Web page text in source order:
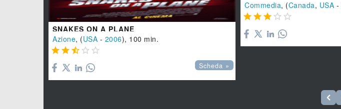
SNAKES ON A PLANE
Azione, (USA - 2006), 100 min.
    
Scheda »
Commedia, (Canada, USA -
    